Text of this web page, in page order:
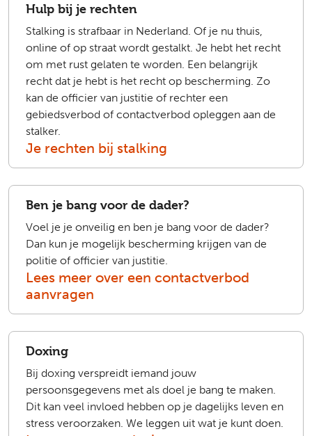
Hulp bij je rechten
Stalking is strafbaar in Nederland. Of je nu thuis,
online of op straat wordt gestalkt. Je hebt het recht
om met rust gelaten te worden. Een belangrijk
recht dat je hebt is het recht op bescherming. Zo
kan de officier van justitie of rechter een
gebiedsverbod of contactverbod opleggen aan de
stalker.
Je rechten bij stalking
Ben je bang voor de dader?
Voel je je onveilig en ben je bang voor de dader?
Dan kun je mogelijk bescherming krijgen van de
politie of officier van justitie.
Lees meer over een contactverbod
aanvragen
Doxing
Bij doxing verspreidt iemand jouw
persoonsgegevens met als doel je bang te maken.
Dit kan veel invloed hebben op je dagelijks leven en
stress veroorzaken. We leggen uit wat je kunt doen.